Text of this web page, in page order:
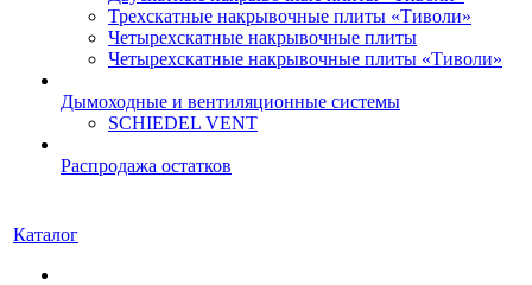
Трехскатные накрывочные плиты «Тиволи»
Четырехскатные накрывочные плиты
Четырехскатные накрывочные плиты «Тиволи»
Дымоходные и вентиляционные системы
SCHIEDEL VENT
Распродажа остатков
Каталог